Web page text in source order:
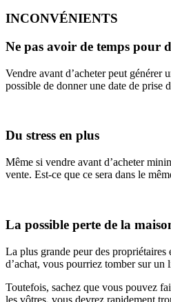
INCONVÉNIENTS
Ne pas avoir de temps pour
Vendre avant d’acheter peut générer
possible de donner une date de prise
Du stress en plus
Même si vendre avant d’acheter
vente. Est-ce que ce sera dans le
La possible perte de la
La plus grande peur des propriétaires
d’achat, vous pourriez tomber sur un
Toutefois, sachez que vous pouvez
les vôtres, vous devrez rapidement